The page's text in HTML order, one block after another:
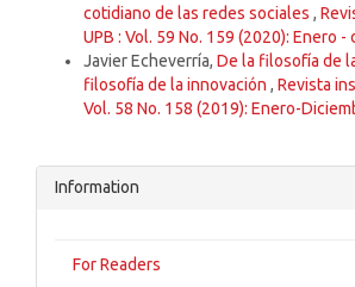
cotidiano de las redes sociales ,
UPB : Vol. 59 No. 159 (2020): Enero -
Javier Echeverría, De la filosofía de
filosofía de la innovación , Revista
Vol. 58 No. 158 (2019): Enero-
Information
For Readers